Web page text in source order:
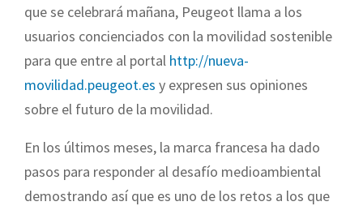
que se celebrará mañana, Peugeot llama a los
usuarios concienciados con la movilidad sostenible
para que entre al portal http://nueva-
movilidad.peugeot.es y expresen sus opiniones
sobre el futuro de la movilidad.
En los últimos meses, la marca francesa ha dado
pasos para responder al desafío medioambiental
demostrando así que es uno de los retos a los que